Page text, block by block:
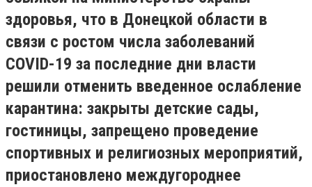
здоровья, что в Донецкой области в
связи с ростом числа заболеваний
COVID-19 за последние дни власти
решили отменить введенное ослабление
карантина: закрыты детские сады,
гостиницы, запрещено проведение
спортивных и религиозных мероприятий,
приостановлено междугороднее